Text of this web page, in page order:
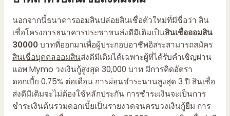
นอกจากนี้ธนาคารออมสินปล่อยสินเชื่อตัวใหม่ที่มีชื่อว่า สิน
เชื่อโครงการธนาคารประชาชนส่งดีมีเติมเป็นสินเชื่อออมสิน
30000บาทที่ออกมาเพื่อผู้ประกอบอาชีพอิสระสามารถสมัคร
สินเชื่อบุคคลออมสินส่งดีมีเติมได้เฉพาะผู้ที่ได้รับคำเชิญผ่าน
แอพ Mymo วงเงินกู้สูงสุด 30,000 บาท มีการคิดอัตรา
ดอกเบี้ย 0.75% ต่อเดือน การผ่อนชำระนานสูงสุด 3 ปี สินเชื่อ
ส่งดีมีเติมจะไม่ต้องใช้หลักประกัน การชำระเงินจะเป็นการ
ชำระเงินต้นรวมดอกเบี้ยเป็นรายงวดจนครบวงเงินกู้ยืม การ